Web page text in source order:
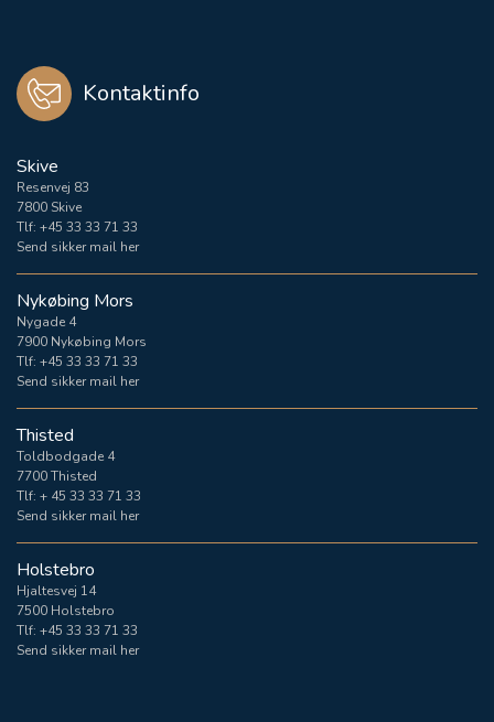
Kontaktinfo
Skive
Resenvej 83
7800 Skive
Tlf: +45 33 33 71 33
Send sikker mail her
Nykøbing Mors
Nygade 4
7900 Nykøbing Mors
Tlf: +45 33 33 71 33
Send sikker mail her
Thisted
Toldbodgade 4
7700 Thisted
Tlf: + 45 33 33 71 33
Send sikker mail her
Holstebro
Hjaltesvej 14
7500 Holstebro
Tlf: +45 33 33 71 33
Send sikker mail her